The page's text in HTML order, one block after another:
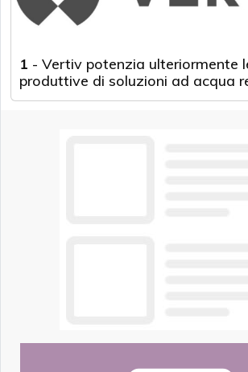
1 - Vertiv potenzia ulteriormente
produttive di soluzioni ad acqua